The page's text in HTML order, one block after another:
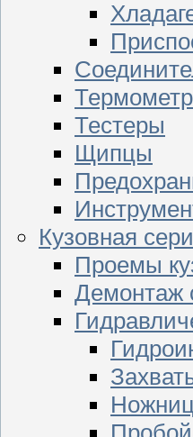
Тестеры
Щипцы
Кузовная
Проемы
Демонтаж